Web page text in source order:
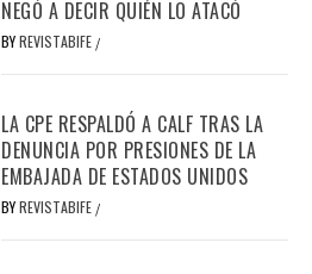
NEGÓ A DECIR QUIÉN LO ATACÓ
BYREVISTABIFE /
LA CPE RESPALDÓ A CALF TRAS LA
DENUNCIA POR PRESIONES DE LA
EMBAJADA DE ESTADOS UNIDOS
BYREVISTABIFE /